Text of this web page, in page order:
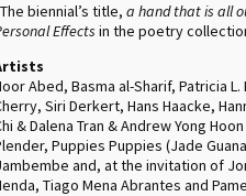
biennial’s title, a hand that is all
Effects in the poetry
Abed, Basma al-Sharif, Patricia
Siri Derkert, Hans Haacke,
& Dalena Tran & Andrew Yong
Puppies Puppies (Jade
and, at the invitation of
Tiago Mena Abrantes and